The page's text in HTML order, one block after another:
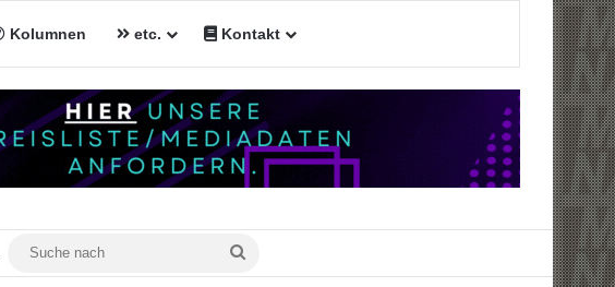
Kolumnen etc. Kontakt
Skin umschalten